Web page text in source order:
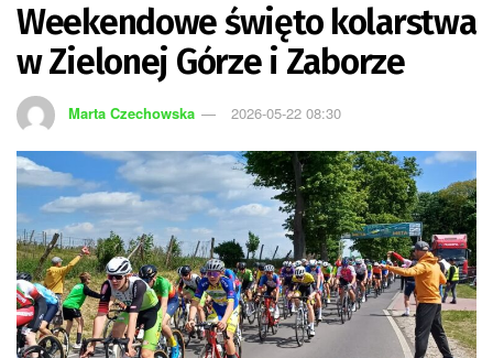
Weekendowe święto kolarstwa
w Zielonej Górze i Zaborze
Marta Czechowska 2026-05-22 08:30